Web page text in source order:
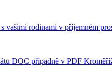
rodinami v příjemném
DOC případně v PDF